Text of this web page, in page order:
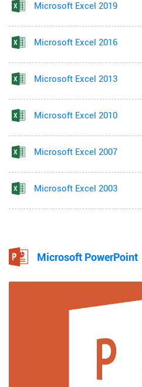
Microsoft Excel 2019
Microsoft Excel 2016
Microsoft Excel 2013
Microsoft Excel 2010
Microsoft Excel 2007
Microsoft Excel 2003
Microsoft PowerPoint